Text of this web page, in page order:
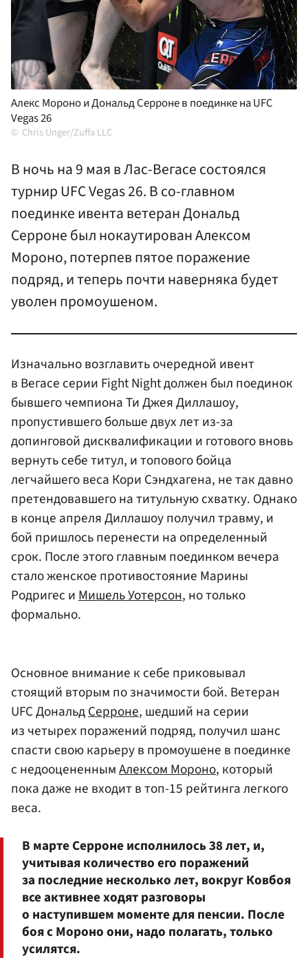
Алекс Мороно и Дональд Серроне в поединке на UFC
Vegas 26
Chris Unger/Zuffa LLC
В ночь на 9 мая в Лас-Вегасе состоялся
турнир UFC Vegas 26. В со-главном
поединке ивента ветеран Дональд
Серроне был нокаутирован Алексом
Мороно, потерпев пятое поражение
подряд, и теперь почти наверняка будет
уволен промоушеном.
Изначально возглавить очередной ивент
в Вегасе серии Fight Night должен был поединок
бывшего чемпиона Ти Джея Диллашоу,
пропустившего больше двух лет из-за
допинговой дисквалификации и готового вновь
вернуть себе титул, и топового бойца
легчайшего веса Кори Сэндхагена, не так давно
претендовавшего на титульную схватку. Однако
в конце апреля Диллашоу получил травму, и
бой пришлось перенести на определенный
срок. После этого главным поединком вечера
стало женское противостояние Марины
Родригес иМишель Уотерсон, но только
формально.
Основное внимание к себе приковывал
стоящий вторым по значимости бой. Ветеран
UFC ДональдСерроне, шедший на серии
из четырех поражений подряд, получил шанс
спасти свою карьеру в промоушене в поединке
с недооцененнымАлексом Мороно, который
пока даже не входит в топ-15 рейтинга легкого
веса.
В марте Серроне исполнилось 38 лет, и,
учитывая количество его поражений
за последние несколько лет, вокруг Ковбоя
все активнее ходят разговоры
о наступившем моменте для пенсии. После
боя с Мороно они, надо полагать, только
усилятся.